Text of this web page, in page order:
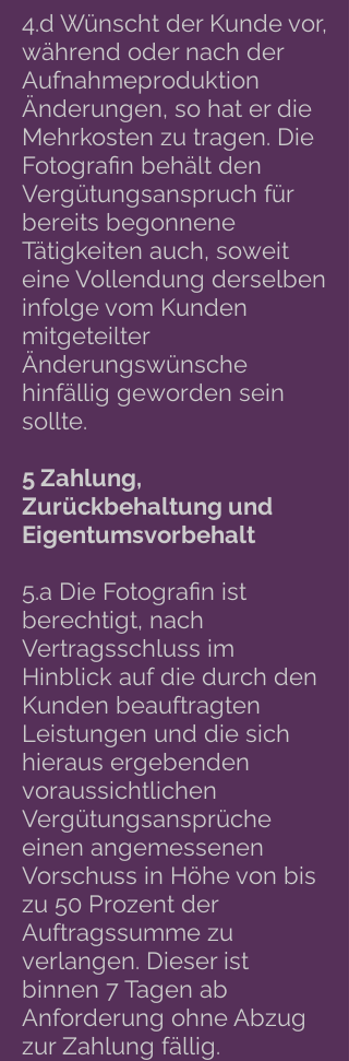
4.d Wünscht der Kunde vor,
während oder nach der
Aufnahmeproduktion
Änderungen, so hat er die
Mehrkosten zu tragen. Die
Fotografin behält den
Vergütungsanspruch für
bereits begonnene
Tätigkeiten auch, soweit
eine Vollendung derselben
infolge vom Kunden
mitgeteilter
Änderungswünsche
hinfällig geworden sein
sollte.
5 Zahlung,
Zurückbehaltung und
Eigentumsvorbehalt
5.a Die Fotografin ist
berechtigt, nach
Vertragsschluss im
Hinblick auf die durch den
Kunden beauftragten
Leistungen und die sich
hieraus ergebenden
voraussichtlichen
Vergütungsansprüche
einen angemessenen
Vorschuss in Höhe von bis
zu 50 Prozent der
Auftragssumme zu
verlangen. Dieser ist
binnen 7 Tagen ab
Anforderung ohne Abzug
zur Zahlung fällig.